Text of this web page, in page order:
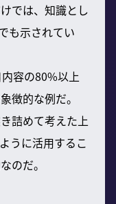
では、知識とし
も示されてい
容の80%以上
徴的な例だ。
詰めて考えた上
うに活用するこ
のだ。